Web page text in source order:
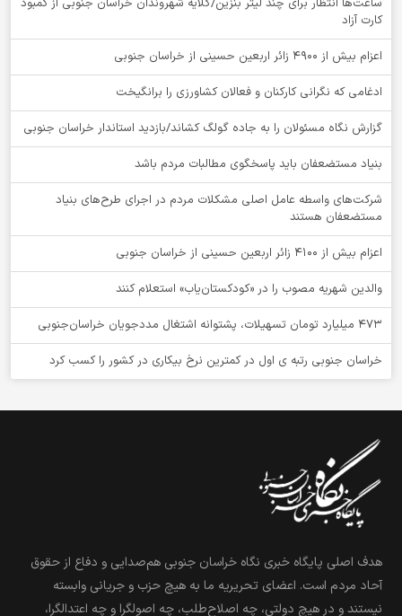
کارت آزاد
اعزام بیش از 4900 زائر اربعین حسینی از خراسان جنوبی
ادغامی که نگرانی کارکنان و فعالان کشاورزی را برانگیخت
گزارش نگاه مسئولان را به جاده گولگ کشاند/بازدید استاندار خراسان جنوبی
بنیاد مستضعفان باید پاسخگوی مطالبات مردم باشد
شرکت‌های واسطه عامل اصلی مشکلات مردم در اجرای طرح‌های بنیاد
مستضعفان هستند
اعزام بیش از 4100 زائر اربعین حسینی از خراسان جنوبی
والدین شهریه مصوب را در «کودکستان‌یاب» استعلام کنند
۴۷۳ میلیارد تومان تسهیلات، پشتوانه اشتغال مددجویان خراسان‌جنوبی
خراسان جنوبی رتبه ی اول در کمترین نرخ بیکاری در کشور را کسب کرد
هدف اصلی پایگاه خبری نگاه خراسان جنوبی هم‌صدایی و دفاع از حقوق
آحاد مردم است. اعضای تحریریه ما به هیچ حزب و جریانی وابسته
نیستند و در هیچ دولتی، چه اصلاح‌طلب، چه اصولگرا و چه اعتدالگرا،